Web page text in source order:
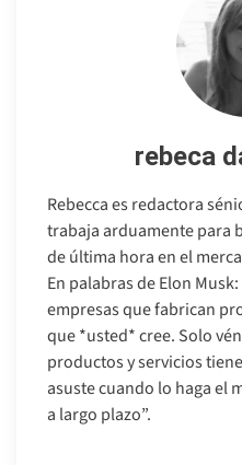
rebeca
Rebecca es redactora
trabaja arduamente para
de última hora en el
En palabras de Elon
empresas que fabrican
que *usted* cree. Solo
productos y servicios
asuste cuando lo haga el
a largo plazo”.